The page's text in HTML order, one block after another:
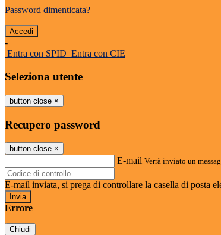
Password dimenticata?
-
Entra con SPID Entra con CIE
Seleziona utente
button close ×
Recupero password
button close ×
E-mail Verrà inviato un
E-mail inviata, si prega di controllare la casella di posta
Errore
Chiudi